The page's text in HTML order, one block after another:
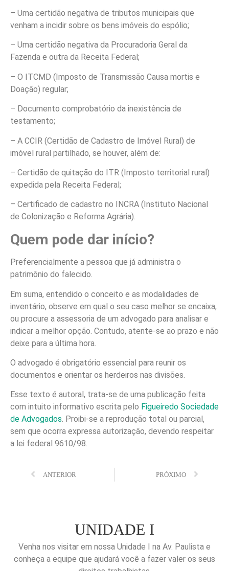
– Uma certidão negativa de tributos municipais que
venham a incidir sobre os bens imóveis do espólio;
– Uma certidão negativa da Procuradoria Geral da
Fazenda e outra da Receita Federal;
– O ITCMD (Imposto de Transmissão Causa mortis e
Doação) regular;
– Documento comprobatório da inexistência de
testamento;
– A CCIR (Certidão de Cadastro de Imóvel Rural) de
imóvel rural partilhado, se houver, além de:
– Certidão de quitação do ITR (Imposto territorial rural)
expedida pela Receita Federal;
– Certificado de cadastro no INCRA (Instituto Nacional
de Colonização e Reforma Agrária).
Quem pode dar início?
Preferencialmente a pessoa que já administra o
patrimônio do falecido.
Em suma, entendido o conceito e as modalidades de
inventário, observe em qual o seu caso melhor se encaixa,
ou procure a assessoria de um advogado para analisar e
indicar a melhor opção. Contudo, atente-se ao prazo e não
deixe para a última hora.
O advogado é obrigatório essencial para reunir os
documentos e orientar os herdeiros nas divisões.
Esse texto é autoral, trata-se de uma publicação feita
com intuito informativo escrita pelo Figueiredo Sociedade
de Advogados. Proibi-se a reprodução total ou parcial,
sem que ocorra expressa autorização, devendo respeitar
a lei federal 9610/98.
ANTERIOR PRÓXIMO
UNIDADE I
Venha nos visitar em nossa Unidade I na Av. Paulista e
conheça a equipe que ajudará você a fazer valer os seus